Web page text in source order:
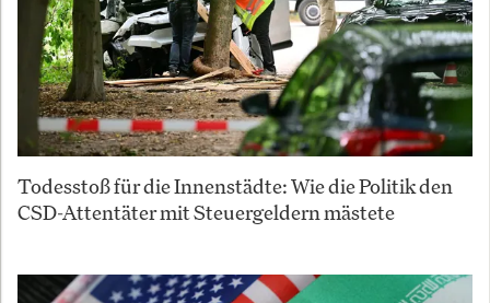
Todesstoß für die Innenstädte: Wie die Politik den
CSD-Attentäter mit Steuergeldern mästete